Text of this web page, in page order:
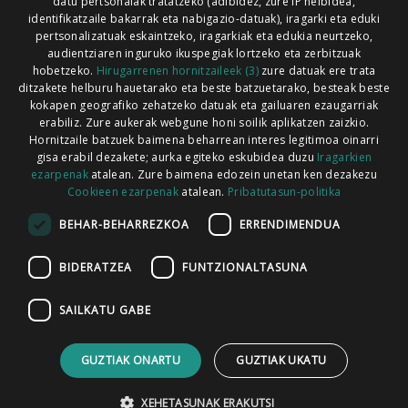
Codesyntaxek garatua
HARREMANETARAKO
identifikatzaile bakarrak eta nabigazio-datuak), iragarki eta eduki
pertsonalizatuak eskaintzeko, iragarkiak eta edukia neurtzeko,
audientziaren inguruko ikuspegiak lortzeko eta zerbitzuak
hobetzeko. Hirugarrenen hornitzaileek (3)zure datuak ere trata
ditzakete helburu hauetarako eta beste batzuetarako, besteak beste
kokapen geografiko zehatzeko datuak eta gailuaren ezaugarriak
erabiliz. Zure aukerak webgune honi soilik aplikatzen zaizkio.
Hornitzaile batzuek baimena beharrean interes legitimoa oinarri
gisa erabil dezakete; aurka egiteko eskubidea duzu Iragarkien
ezarpenakatalean. Zure baimena edozein unetan ken dezakezu
Cookieen ezarpenak atalean. Pribatutasun-politika
BEHAR-BEHARREZKOA ERRENDIMENDUA
BIDERATZEA FUNTZIONALTASUNA
SAILKATU GABE
GUZTIAK ONARTU GUZTIAK UKATU
XEHETASUNAK ERAKUTSI